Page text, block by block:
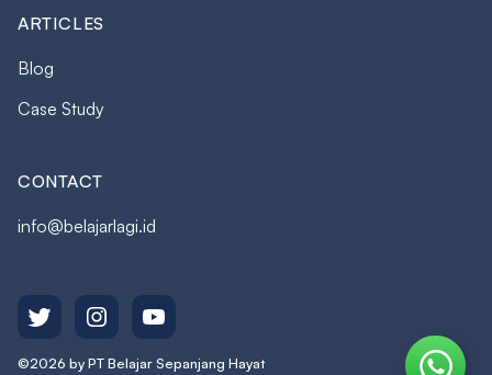
ARTICLES
Blog
Case Study
CONTACT
info@belajarlagi.id
©2026 by PT Belajar Sepanjang Hayat